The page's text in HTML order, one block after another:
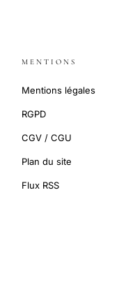
MENTIONS
Mentions légales
RGPD
CGV / CGU
Plan du site
Flux RSS